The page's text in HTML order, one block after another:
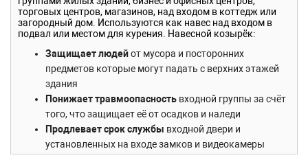
торговых центров, магазинов, над входом в коттедж или
загородный дом. Используются как навес над входом в
подвал или местом для курения. Навесной козырёк:
Защищает людейот мусора и посторонних
предметов которые могут падать с верхних этажей
здания
Понижает травмоопасность входной группы за счёт
того, что защищает её от осадков и наледи
Продлевает срок службы входной двери и
установленных на входе замков и видеокамеры